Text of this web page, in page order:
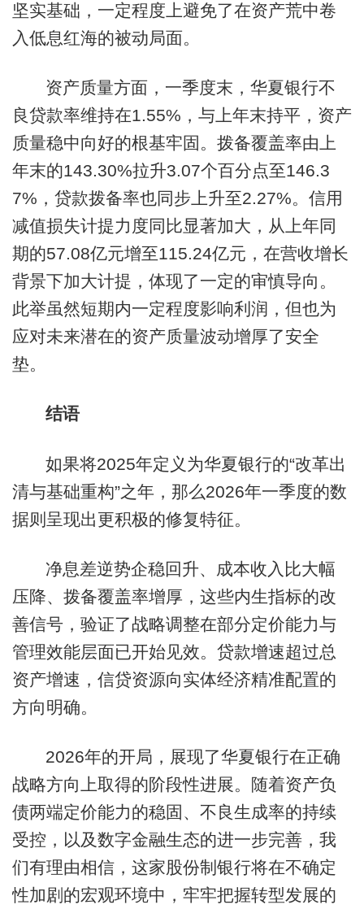
坚实基础，一定程度上避免了在资产荒中卷
入低息红海的被动局面。
资产质量方面，一季度末，华夏银行不
良贷款率维持在1.55%，与上年末持平，资产
质量稳中向好的根基牢固。拨备覆盖率由上
年末的143.30%拉升3.07个百分点至146.3
7%，贷款拨备率也同步上升至2.27%。信用
减值损失计提力度同比显著加大，从上年同
期的57.08亿元增至115.24亿元，在营收增长
背景下加大计提，体现了一定的审慎导向。
此举虽然短期内一定程度影响利润，但也为
应对未来潜在的资产质量波动增厚了安全
垫。
结语
如果将2025年定义为华夏银行的“改革出
清与基础重构”之年，那么2026年一季度的数
据则呈现出更积极的修复特征。
净息差逆势企稳回升、成本收入比大幅
压降、拨备覆盖率增厚，这些内生指标的改
善信号，验证了战略调整在部分定价能力与
管理效能层面已开始见效。贷款增速超过总
资产增速，信贷资源向实体经济精准配置的
方向明确。
2026年的开局，展现了华夏银行在正确
战略方向上取得的阶段性进展。随着资产负
债两端定价能力的稳固、不良生成率的持续
受控，以及数字金融生态的进一步完善，我
们有理由相信，这家股份制银行将在不确定
性加剧的宏观环境中，牢牢把握转型发展的